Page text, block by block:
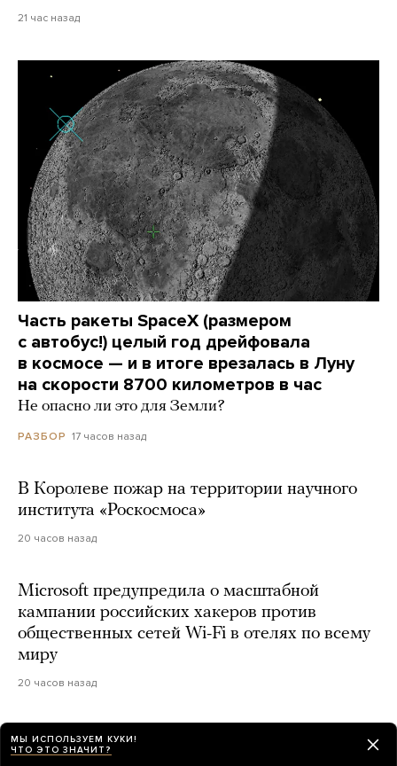
21 час назад
Часть ракеты SpaceX (размером
с автобус!) целый год дрейфовала
в космосе — и в итоге врезалась в Луну
на скорости 8700 километров в час
Не опасно ли это для Земли?
РАЗБОР 17 часов назад
В Королеве пожар на территории научного
института «Роскосмоса»
20 часов назад
Microsoft предупредила о масштабной
кампании российских хакеров против
общественных сетей Wi-Fi в отелях по всему
миру
20 часов назад
Как будет выглядеть бюллетень
МЫ ИСПОЛЬЗУЕМ КУКИ!
ЧТО ЭТО ЗНАЧИТ?